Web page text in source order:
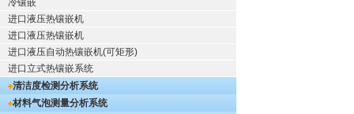
冷镶嵌
进口液压热镶嵌机
进口液压热镶嵌机
进口液压自动热镶嵌机(可矩形)
进口立式热镶嵌系统
清洁度检测分析系统
材料气泡测量分析系统